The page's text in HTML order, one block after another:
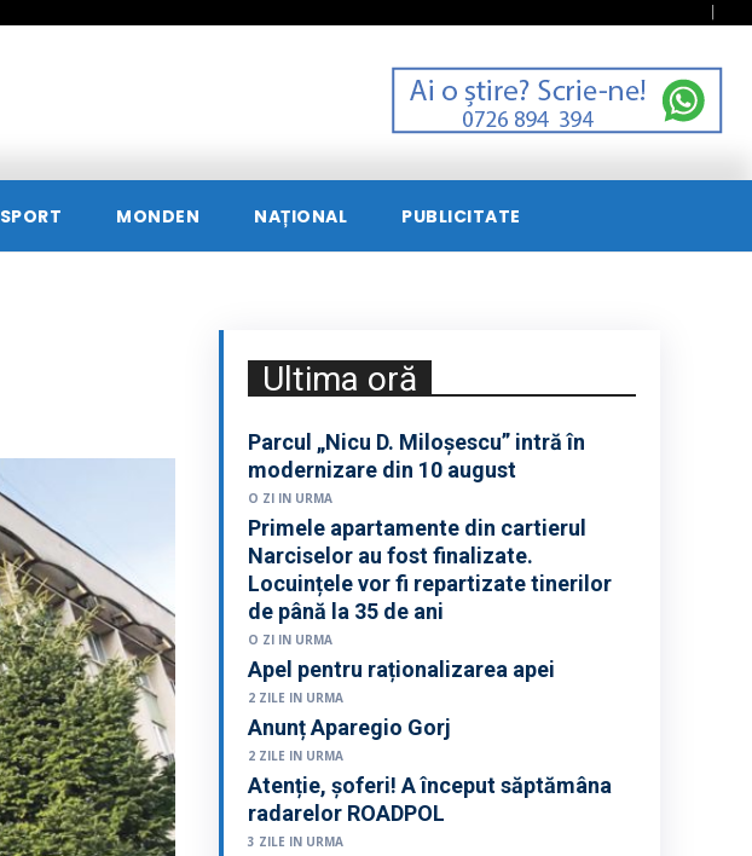
SPORT MONDEN NAȚIONAL PUBLICITATE
Ultima oră
Parcul „Nicu D. Miloșescu” intră în
modernizare din 10 august
O ZI IN URMA
Primele apartamente din cartierul
Narciselor au fost finalizate.
Locuințele vor fi repartizate tinerilor
de până la 35 de ani
O ZI IN URMA
Apel pentru raționalizarea apei
2 ZILE IN URMA
Anunț Aparegio Gorj
2 ZILE IN URMA
Atenție, șoferi! A început săptămâna
radarelor ROADPOL
3 ZILE IN URMA